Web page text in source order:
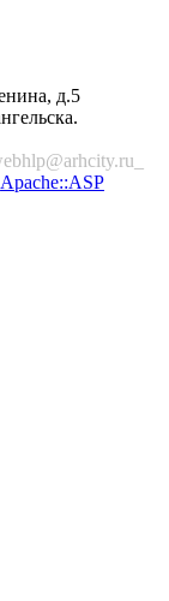
д.5
Apache::ASP